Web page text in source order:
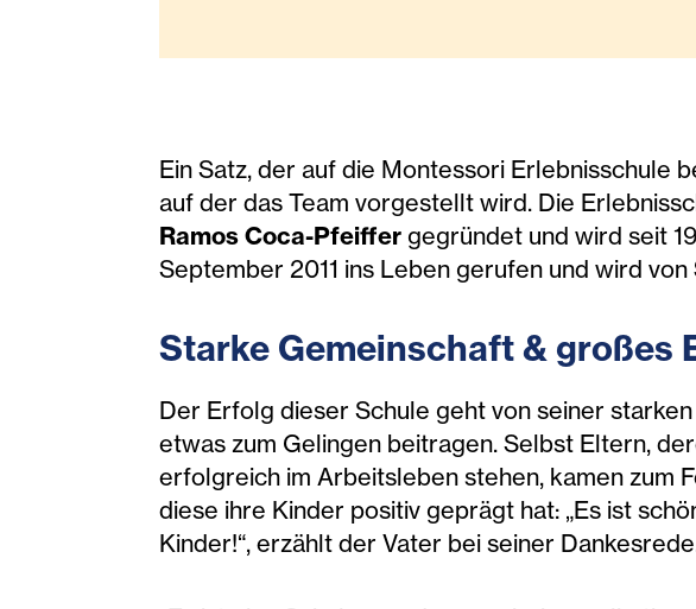
Ein Satz, der auf die Montessori Erlebnisschule
auf der das Team vorgestellt wird. Die
Ramos Coca-Pfeiffer gegründet und wird seit
September 2011 ins Leben gerufen und wird von
Starke Gemeinschaft & großes
Der Erfolg dieser Schule geht von seiner
etwas zum Gelingen beitragen. Selbst Eltern,
erfolgreich im Arbeitsleben stehen, kamen zum
diese ihre Kinder positiv geprägt hat: „Es ist
Kinder!“, erzählt der Vater bei seiner